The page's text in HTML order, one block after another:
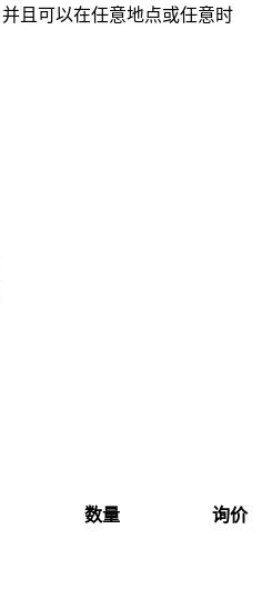
且可以在任意地点或任意时
数量 询价